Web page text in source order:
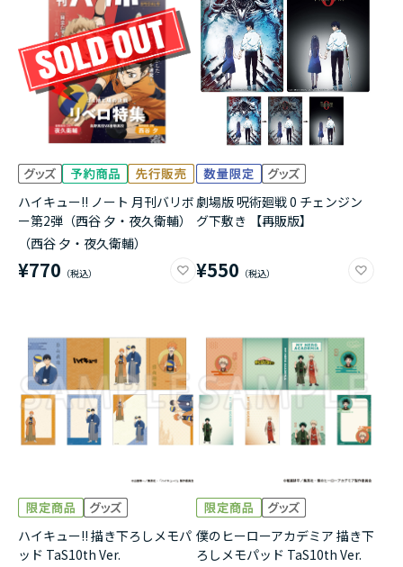
ハイキュー!! ノート 月刊バリボ
ー第2弾（西谷 夕・夜久衛輔）
（西谷 夕・夜久衛輔）
¥770
劇場版 呪術廻戦 0 チェンジン
グ下敷き 【再販版】
¥550
ハイキュー!! 描き下ろしメモパ
ッド TaS10th Ver.
僕のヒーローアカデミア 描き下
ろしメモパッド TaS10th Ver.